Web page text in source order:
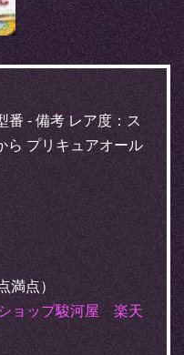
番 - 備考 レア度：ス
ら プリキュアオール
満点）
ョップ駿河屋 楽天